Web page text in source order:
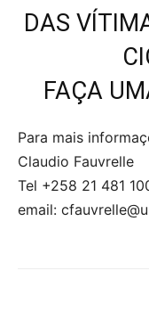
DAS
FAÇA
Para mais
Claudio Fauvrelle
Tel +258 21 481
email: